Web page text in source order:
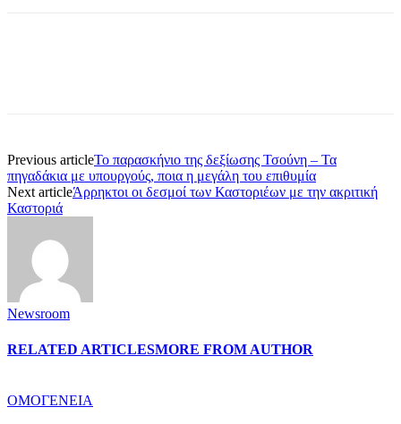
Previous articleΤο παρασκήνιο της δεξίωσης Τσούνη – Τα
πηγαδάκια με υπουργούς, ποια η μεγάλη του επιθυμία
Next articleΆρρηκτοι οι δεσμοί των Καστοριέων με την ακριτική
Καστοριά
Newsroom
RELATED ARTICLESMORE FROM AUTHOR
ΟΜΟΓΕΝΕΙΑ